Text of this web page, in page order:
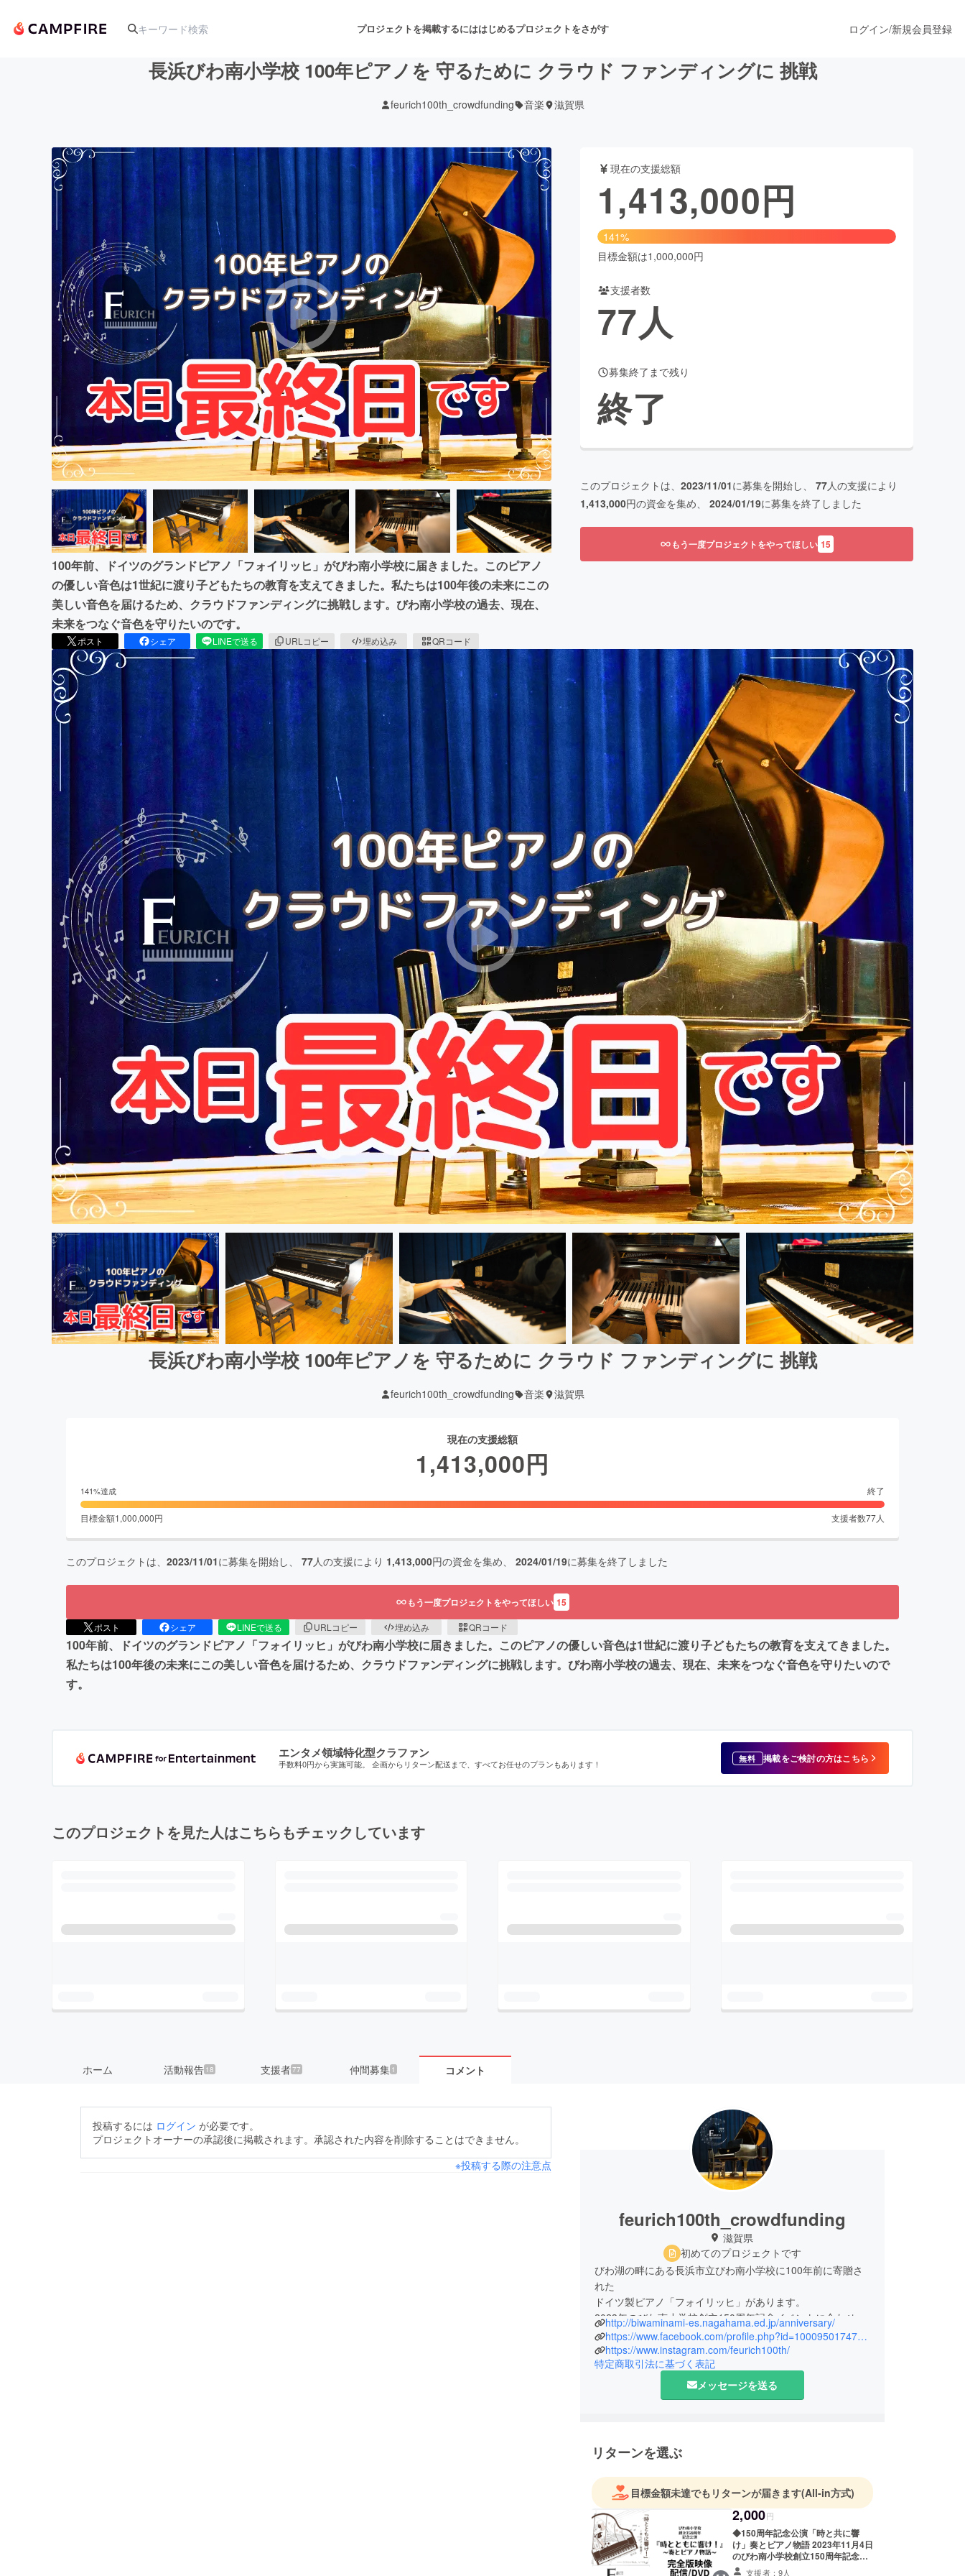
プロジェクトを掲載するにははじめるプロジェクトをさがす
アート・写真 舞台・パフォーマンス
テクノロジー・ガジェット ゲーム・サービス開発 フード・飲食店 ファッション
映像・映画 書籍・雑誌出版 アニメ・漫画
ビジネス・起業 チャレンジ ビューティー・ヘルスケア
まちづくり・地域活性化
CAMPFIRE for Social GoodCAMPFIRE Creation
CAMPFIREふるさと納税machi-yaコミュニティ
ログイン/新規会員登録
長浜びわ南小学校 100年ピアノを 守るために クラウド ファンディングに 挑戦
feurich100th_crowdfunding 音楽 滋賀県
100年前、ドイツのグランドピアノ「フォイリッヒ」がびわ南小学校に届きました。このピアノ
の優しい音色は1世紀に渡り子どもたちの教育を支えてきました。私たちは100年後の未来にこの
美しい音色を届けるため、クラウドファンディングに挑戦します。びわ南小学校の過去、現在、
未来をつなぐ音色を守りたいのです。
ポスト シェア LINEで送る URLコピー 埋め込み QRコード
現在の支援総額
1,413,000円
141%
目標金額は1,000,000円
支援者数
77人
募集終了まで残り
終了
このプロジェクトは、 2023/11/01に募集を開始し、 77人の支援により
1,413,000円の資金を集め、 2024/01/19に募集を終了しました
もう一度プロジェクトをやってほしい 15
長浜びわ南小学校 100年ピアノを 守るために クラウド ファンディングに 挑戦
feurich100th_crowdfunding 音楽 滋賀県
現在の支援総額
1,413,000円
141%達成 終了
目標金額1,000,000円 支援者数77人
このプロジェクトは、 2023/11/01に募集を開始し、 77人の支援により 1,413,000円の資金を集め、 2024/01/19に募集を終了しました
もう一度プロジェクトをやってほしい 15
ポスト シェア LINEで送る URLコピー 埋め込み QRコード
100年前、ドイツのグランドピアノ「フォイリッヒ」がびわ南小学校に届きました。このピアノの優しい音色は1世紀に渡り子どもたちの教育を支えてきました。
私たちは100年後の未来にこの美しい音色を届けるため、クラウドファンディングに挑戦します。びわ南小学校の過去、現在、未来をつなぐ音色を守りたいので
す。
エンタメ領域特化型クラファン
手数料0円から実施可能。 企画からリターン配送まで、すべてお任せのプランもあります！ 無料 掲載をご検討の方はこちら
このプロジェクトを見た人はこちらもチェックしています
ホーム 活動報告 18 支援者77 仲間募集 1 コメント
投稿するには ログイン が必要です。
プロジェクトオーナーの承認後に掲載されます。承認された内容を削除することはできません。
※投稿する際の注意点
feurich100th_crowdfunding
滋賀県
初めてのプロジェクトです
びわ湖の畔にある長浜市立びわ南小学校に100年前に寄贈さ
れた
ドイツ製ピアノ「フォイリッヒ」があります。
2023年のびわ南小学校創立150周年記念イベントに合わせて
この100年ピアノの存在を多くの方に知っていただき
この先100年も素晴らしい音色を奏でるために、保存活動を
しています。
http://biwaminami-es.nagahama.ed.jp/anniversary/
https://www.facebook.com/profile.php?id=100095017477686
https://www.instagram.com/feurich100th/
特定商取引法に基づく表記
メッセージを送る
リターンを選ぶ
目標金額未達でもリターンが届きます(All-in方式)
2,000円
◆150周年記念公演「時と共に響
け」奏とピアノ物語 2023年11月4日
のびわ南小学校創立150周年記念式
典 第2部で上演された 劇団フォイ
支援者：9人